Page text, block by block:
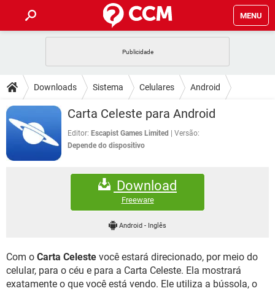
MENU
CELULAR FACEBOOK
EXCEL
INSTAGRAM GMAIL
GUIA DE COMPRAS
DICAS
JOGOS WHATSAPP
CELULAR FACEBOOK
OUTLOOK
DOWNLOADS
JOGOS WHATSAPP
EXCEL
GMAIL
FÓRUM
FACEBOOK
EXCEL
GMAIL
WHATSAPP
INSTAGRAM GMAIL
GUIA DE COMPRAS
Downloads Sistema Celulares Android
Carta Celeste para Android
Editor: Escapist Games Limited
Versão:
Depende do dispositivo
Download
Freeware
Android- Inglês
Com o Carta Celeste você estará direcionado, por meio do
celular, para o céu e para a Carta Celeste. Ela mostrará
exatamente o que você está vendo. Ele utiliza a bússola, o